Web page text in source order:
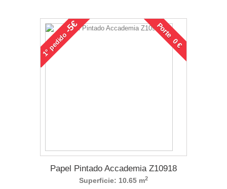
1°
pedido
-5€ Porte 0 €
Papel Pintado Accademia Z10918
Superficie: 10.65 m2